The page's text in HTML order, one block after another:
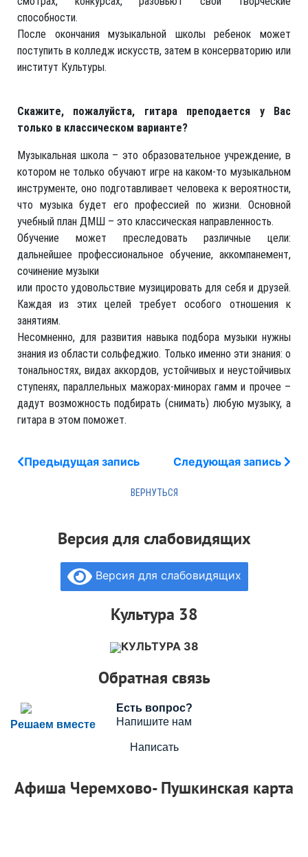
способности.
После окончания музыкальной школы ребенок может
поступить в колледж искусств, затем в консерваторию или
институт Культуры.
Скажите, пожалуйста, гитара преподается у Вас
только в классическом варианте?
Музыкальная школа – это образовательное учреждение, в
котором не только обучают игре на каком-то музыкальном
инструменте, оно подготавливает человека к вероятности,
что музыка будет его профессией по жизни. Основной
учебный план ДМШ – это классическая направленность.
Обучение может преследовать различные цели:
дальнейшее профессиональное обучение, аккомпанемент,
сочинение музыки
или просто удовольствие музицировать для себя и друзей.
Каждая из этих целей требует особого отношения к
занятиям.
Несомненно, для развития навыка подбора музыки нужны
знания из области сольфеджио. Только именно эти знания: о
тональностях, видах аккордов, устойчивых и неустойчивых
ступенях, параллельных мажорах-минорах гамм и прочее –
дадут возможность подбирать (снимать) любую музыку, а
гитара в этом поможет.
Предыдущая запись Следующая запись
Версия для слабовидящих
Версия для слабовидящих
Культура 38
КУЛЬТУРА 38
Обратная связь
Решаем вместе
Есть вопрос?
Напишите нам
Написать
Афиша Черемхово- Пушкинская карта